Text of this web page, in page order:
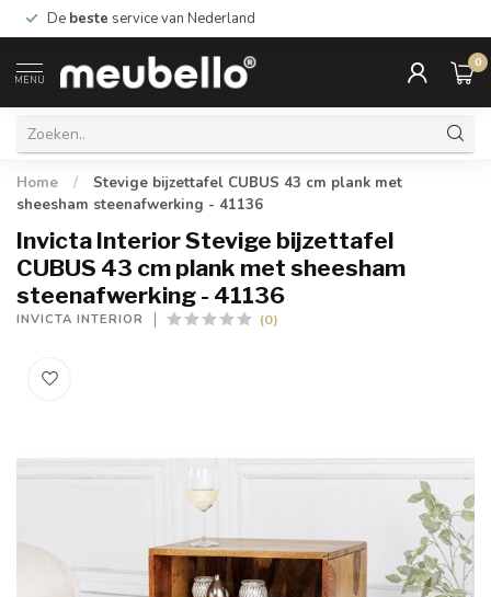
De beste service van Nederland
MENU
0
Home /
Stevige bijzettafel CUBUS 43 cm plank met
sheesham steenafwerking - 41136
Invicta Interior Stevige bijzettafel
CUBUS 43 cm plank met sheesham
steenafwerking - 41136
INVICTA INTERIOR (0)